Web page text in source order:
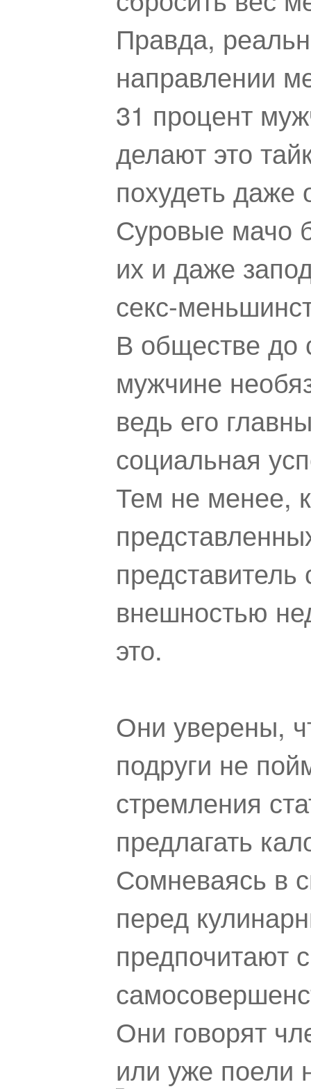
Правда,
направлении
31 процент
делают это
похудеть даже
Суровые мачо
их и даже
секс-
В обществе до
мужчине
ведь его
социальная
Тем не менее,
внешностью
это.
Они уверены,
подруги не
стремления
предлагать
Сомневаясь в
перед
предпочитают
Они говорят
или уже поели